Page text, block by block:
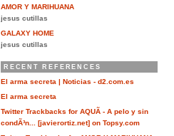
AMOR Y MARIHUANA
jesus cutillas
GALAXY HOME
jesus cutillas
RECENT REFERENCES
El arma secreta | Noticias - d2.com.es
El arma secreta
Twitter Trackbacks for AQUÃ - A pelo y sin
condÃ³n... [javierortiz.net] on Topsy.com